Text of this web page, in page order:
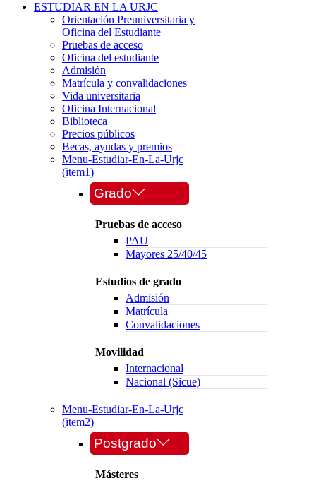
ESTUDIAR EN LA URJC
Orientación Preuniversitaria y
Oficina del Estudiante
Pruebas de acceso
Oficina del estudiante
Admisión
Matrícula y convalidaciones
Vida universitaria
Oficina Internacional
Biblioteca
Precios públicos
Becas, ayudas y premios
Menu-Estudiar-En-La-Urjc
(item1)
Grado
Pruebas de acceso
PAU
Mayores 25/40/45
Estudios de grado
Admisión
Matrícula
Convalidaciones
Movilidad
Internacional
Nacional (Sicue)
Menu-Estudiar-En-La-Urjc
(item2)
Postgrado
Másteres